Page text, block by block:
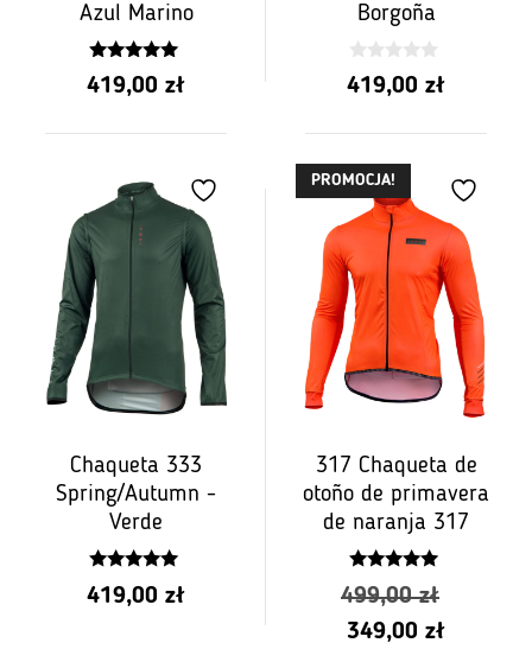
Azul Marino
5.00
z 5
419,00 zł
Borgoña
0
z
419,00 zł
Chaqueta 333
Spring/Autumn -
Verde
5.00
z 5
419,00 zł
PROMOCJA!
317 Chaqueta de
otoño de primavera
de naranja 317
4.88
z 5
499,00zł
349,00 zł